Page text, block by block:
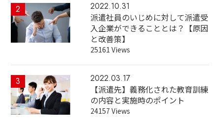
2 2022.10.31
派遣社員のいじめに対して派遣受
入企業ができることとは？【原因
と改善策】
25161 Views
3 2022.03.17
【派遣先】義務化された教育訓練
の内容と実施時のポイント
24157 Views